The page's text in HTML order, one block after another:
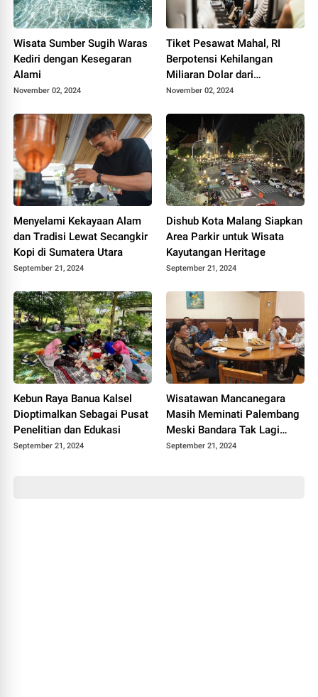
Wisata Sumber Sugih Waras
Kediri dengan Kesegaran
Alami
November 02, 2024
Tiket Pesawat Mahal, RI
Berpotensi Kehilangan
Miliaran Dolar dari
Pariwisata
November 02, 2024
Menyelami Kekayaan Alam
dan Tradisi Lewat Secangkir
Kopi di Sumatera Utara
September 21, 2024
Dishub Kota Malang Siapkan
Area Parkir untuk Wisata
Kayutangan Heritage
September 21, 2024
Kebun Raya Banua Kalsel
Dioptimalkan Sebagai Pusat
Penelitian dan Edukasi
September 21, 2024
Wisatawan Mancanegara
Masih Meminati Palembang
Meski Bandara Tak Lagi
Berstatus Internasional
September 21, 2024